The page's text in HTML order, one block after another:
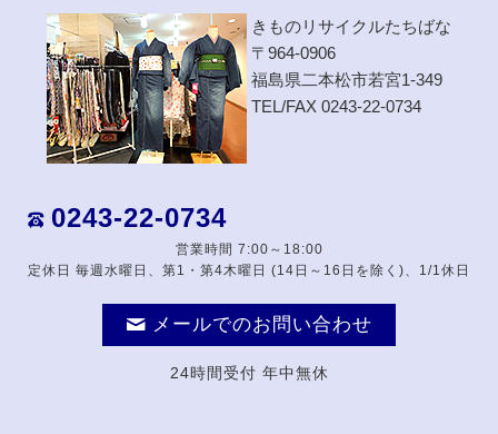
きものリサイクルたちばな
〒964-0906
福島県二本松市若宮1-349
TEL/FAX 0243-22-0734
0243-22-0734
営業時間 7:00～18:00
定休日 毎週水曜日、第1・第4木曜日 (14日～16日を除く)、1/1休日
メールでのお問い合わせ
24時間受付 年中無休